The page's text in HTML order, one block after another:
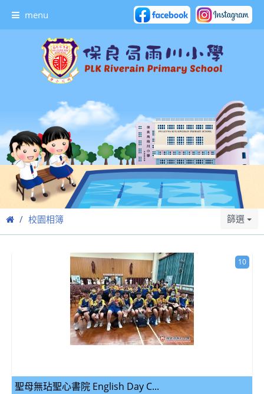
menu
校園相簿 篩選
聖母無玷聖心書院 English Day C...
10